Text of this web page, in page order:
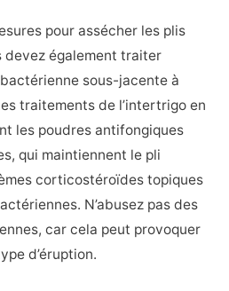
pour assécher les plis
également traiter
sous-jacente à
traitements de l’intertrigo en
les poudres antifongiques
qui maintiennent le pli
corticostéroïdes topiques
N’abusez pas des
car cela peut provoquer
d’éruption.